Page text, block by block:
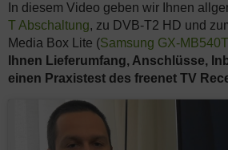
In diesem Video geben wir Ihnen
T Abschaltung, zu DVB-T2 HD und
Media Box Lite (Samsung GX-
Ihnen Lieferumfang, Anschlüsse,
einen Praxistest des freenet TV